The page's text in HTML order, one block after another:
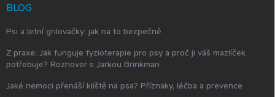
BLOG
Psi a letní grilovačky: jak na to bezpečně
Z praxe: Jak funguje fyzioterapie pro psy a proč ji váš mazlíček
potřebuje? Rozhovor s Jarkou Brinkman
Jaké nemoci přenáší klíště na psa? Příznaky, léčba a prevence